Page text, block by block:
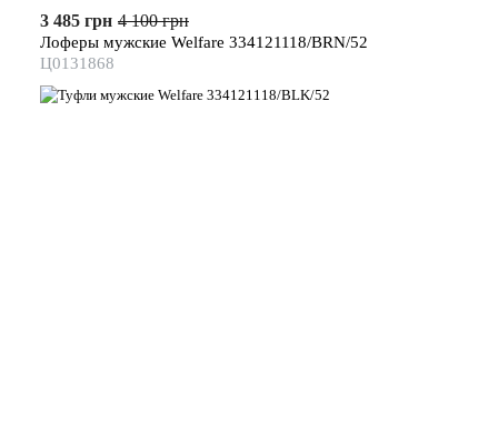
3 485 грн 4 100 грн
Лоферы мужские Welfare 334121118/BRN/52
Ц0131868